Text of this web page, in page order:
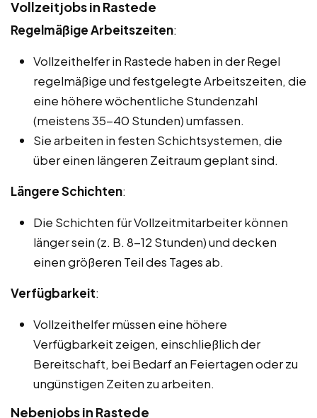
Vollzeitjobs in Rastede
Regelmäßige Arbeitszeiten:
Vollzeithelfer in Rastede haben in der Regel
regelmäßige und festgelegte Arbeitszeiten, die
eine höhere wöchentliche Stundenzahl
(meistens 35-40 Stunden) umfassen.
Sie arbeiten in festen Schichtsystemen, die
über einen längeren Zeitraum geplant sind.
Längere Schichten:
Die Schichten für Vollzeitmitarbeiter können
länger sein (z. B. 8-12 Stunden) und decken
einen größeren Teil des Tages ab.
Verfügbarkeit:
Vollzeithelfer müssen eine höhere
Verfügbarkeit zeigen, einschließlich der
Bereitschaft, bei Bedarf an Feiertagen oder zu
ungünstigen Zeiten zu arbeiten.
Nebenjobs in Rastede